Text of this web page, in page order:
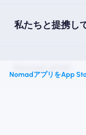
私たちと提携し
NomadアプリをApp